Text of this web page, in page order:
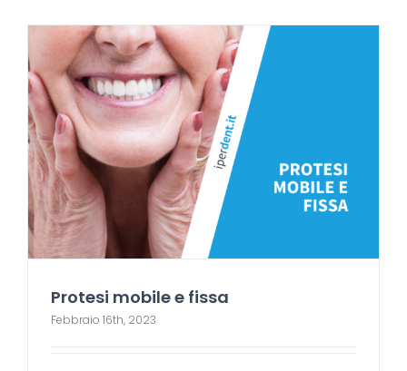
Protesi mobile e fissa
Febbraio 16th, 2023